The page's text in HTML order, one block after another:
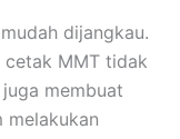
dijangkau.
cetak MMT tidak
membuat
melakukan